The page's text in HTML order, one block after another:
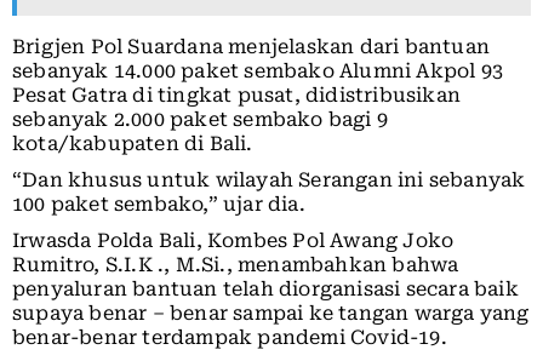
Brigjen Pol Suardana menjelaskan dari bantuan
sebanyak 14.000 paket sembako Alumni Akpol 93
Pesat Gatra di tingkat pusat, didistribusikan
sebanyak 2.000 paket sembako bagi 9
kota/kabupaten di Bali.
“Dan khusus untuk wilayah Serangan ini sebanyak
100 paket sembako,” ujar dia.
Irwasda Polda Bali, Kombes Pol Awang Joko
Rumitro, S.I.K ., M.Si., menambahkan bahwa
penyaluran bantuan telah diorganisasi secara baik
supaya benar – benar sampai ke tangan warga yang
benar-benar terdampak pandemi Covid-19.